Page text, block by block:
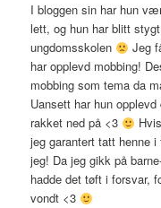
I bloggen sin har hun
lett, og hun har blitt
ungdomsskolen
Jeg
har opplevd mobbing!
mobbing som tema da
Uansett har hun
rakket ned på <3
jeg garantert tatt henne
jeg! Da jeg gikk på
hadde det tøft i forsvar,
vondt <3